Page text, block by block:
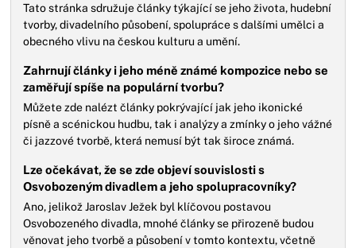
Tato stránka sdružuje články týkající se jeho života, hudební
tvorby, divadelního působení, spolupráce s dalšími umělci a
obecného vlivu na českou kulturu a umění.
Zahrnují články i jeho méně známé kompozice nebo se
zaměřují spíše na populární tvorbu?
Můžete zde nalézt články pokrývající jak jeho ikonické
písně a scénickou hudbu, tak i analýzy a zmínky o jeho vážné
či jazzové tvorbě, která nemusí být tak široce známá.
Lze očekávat, že se zde objeví souvislosti s
Osvobozeným divadlem a jeho spolupracovníky?
Ano, jelikož Jaroslav Ježek byl klíčovou postavou
Osvobozeného divadla, mnohé články se přirozeně budou
věnovat jeho tvorbě a působení v tomto kontextu, včetně